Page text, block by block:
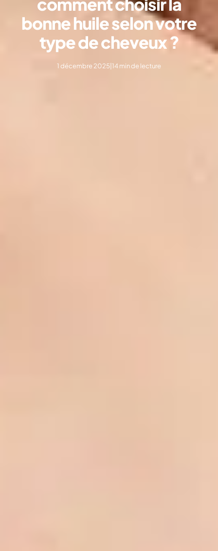
bonne huile selon votre
type de cheveux ?
1 décembre 2025 14 min de lecture